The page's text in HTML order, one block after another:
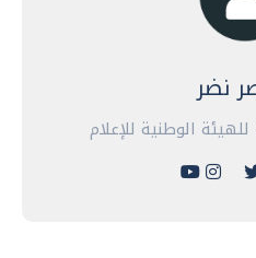
نضر
الوطنية للإعلام